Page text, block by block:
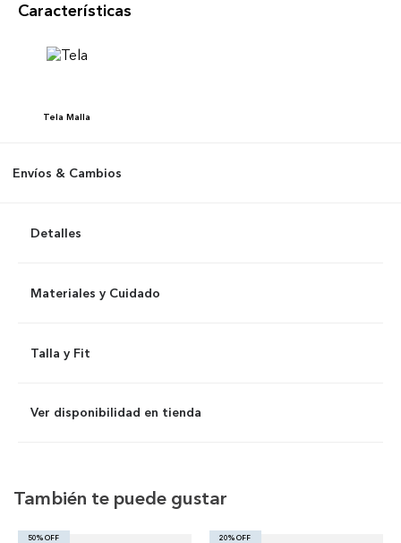
Características
Tela Malla
Envíos & Cambios
Detalles
Materiales y Cuidado
Talla y Fit
Ver disponibilidad en tienda
También te puede gustar
50% OFF 20% OFF